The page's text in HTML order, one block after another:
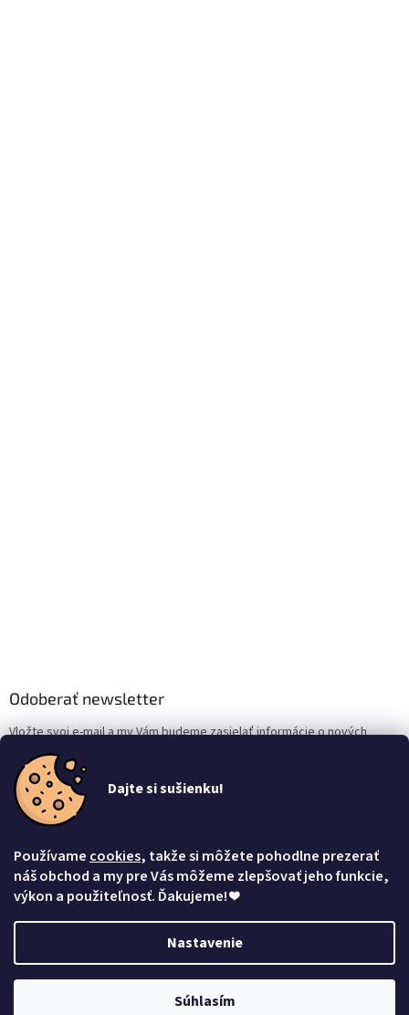
Dajte si sušienku!
Používame cookies, takže si môžete pohodlne prezerať
náš obchod a my pre Vás môžeme zlepšovať jeho funkcie,
výkon a použiteľnosť. Ďakujeme!❤
Nastavenie
Súhlasím
Odoberať newsletter
Vložte svoj e-mail a my Vám budeme zasielať informácie o nových
produktoch na našom e-shope.
Email
Vložením e-mailu súhlasíte s
Prihlásiť sa
Vytvoril Shoptet
Mačacia mama. Všetky práva vyhradené.